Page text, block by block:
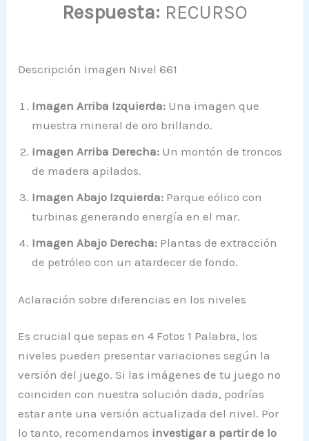
Respuesta: RECURSO
Descripción Imagen Nivel 661
Imagen Arriba Izquierda: Una imagen que
muestra mineral de oro brillando.
Imagen Arriba Derecha: Un montón de troncos
de madera apilados.
Imagen Abajo Izquierda: Parque eólico con
turbinas generando energía en el mar.
Imagen Abajo Derecha: Plantas de extracción
de petróleo con un atardecer de fondo.
Aclaración sobre diferencias en los niveles
Es crucial que sepas en 4 Fotos 1 Palabra, los
niveles pueden presentar variaciones según la
versión del juego. Si las imágenes de tu juego no
coinciden con nuestra solución dada, podrías
estar ante una versión actualizada del nivel. Por
lo tanto, recomendamos investigar a partir de lo